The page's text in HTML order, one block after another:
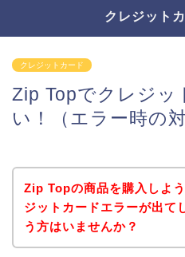
クレジット
クレジットカード
Zip Topでクレジッ
い！（エラー時の対
Zip Topの商品を購入しよ
ジットカードエラーが出て
う方はいませんか？